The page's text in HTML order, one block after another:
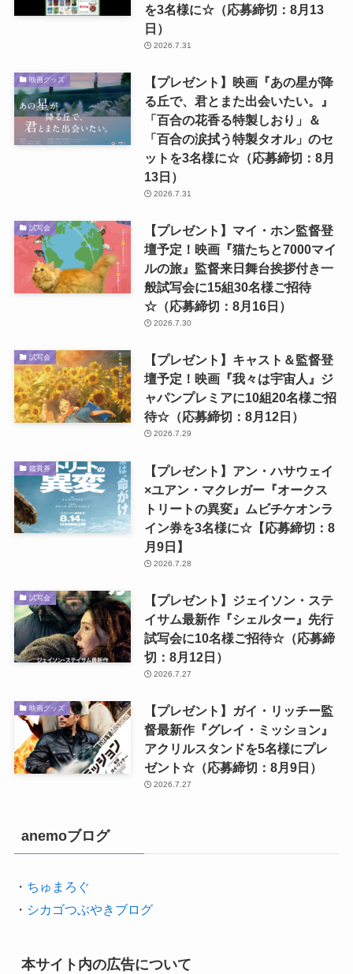
を3名様に☆（応募締切：8月13
日）
2026.7.31
映画グッズ
【プレゼント】映画『あの星が降
る丘で、君とまた出会いたい。』
「百合の花香る特製しおり」＆
「百合の涙拭う特製タオル」のセ
ットを3名様に☆（応募締切：8月
13日）
2026.7.31
試写会
【プレゼント】マイ・ホン監督登
壇予定！映画『猫たちと7000マイ
ルの旅』監督来日舞台挨拶付き一
般試写会に15組30名様ご招待
☆（応募締切：8月16日）
2026.7.30
試写会
【プレゼント】キャスト＆監督登
壇予定！映画『我々は宇宙人』ジ
ャパンプレミアに10組20名様ご招
待☆（応募締切：8月12日）
2026.7.29
鑑賞券
【プレゼント】アン・ハサウェイ
×ユアン・マクレガー『オークス
トリートの異変』ムビチケオンラ
イン券を3名様に☆【応募締切：8
月9日】
2026.7.28
試写会
【プレゼント】ジェイソン・ステ
イサム最新作『シェルター』先行
試写会に10名様ご招待☆（応募締
切：8月12日）
2026.7.27
映画グッズ
【プレゼント】ガイ・リッチー監
督最新作『グレイ・ミッション』
アクリルスタンドを5名様にプレ
ゼント☆（応募締切：8月9日）
2026.7.27
anemoブログ
・ ちゅまろぐ
・ シカゴつぶやきブログ
本サイト内の広告について